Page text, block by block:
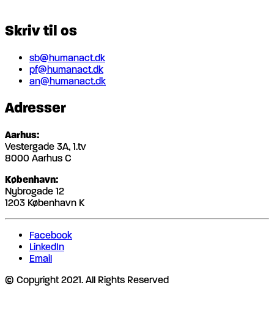
Skriv til os
sb@humanact.dk
pf@humanact.dk
an@humanact.dk
Adresser
Aarhus:
Vestergade 3A, 1.tv
8000 Aarhus C
København:
Nybrogade 12
1203 København K
Facebook
LinkedIn
Email
© Copyright 2021. All Rights Reserved